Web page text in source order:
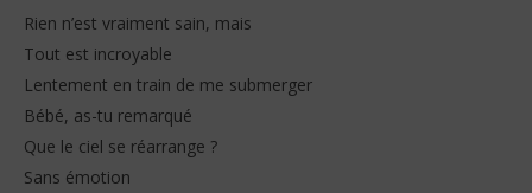
Rien n’est vraiment sain, mais
Tout est incroyable
Lentement en train de me submerger
Bébé, as-tu remarqué
Que le ciel se réarrange ?
Sans émotion